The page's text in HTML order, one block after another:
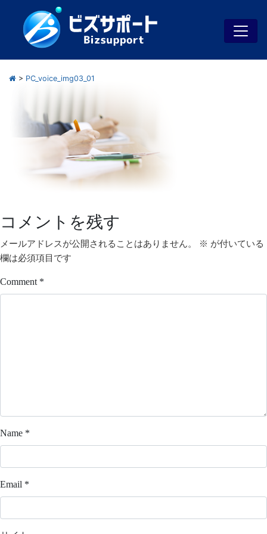
> PC_voice_img03_01
コメントを残す
メールアドレスが公開されることはありません。 ※ が付いている
欄は必須項目です
Comment *
Name *
Email *